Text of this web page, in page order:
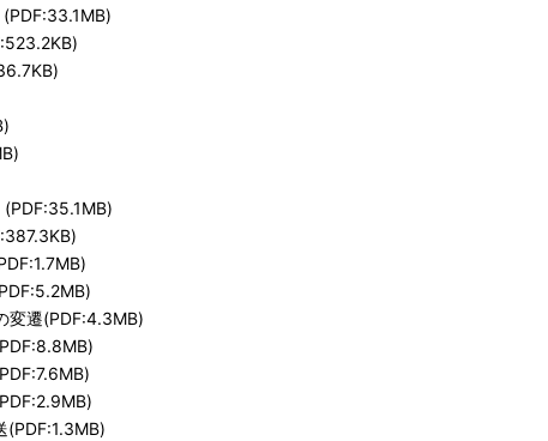
変遷(PDF:4.3MB)
(PDF:1.3MB)